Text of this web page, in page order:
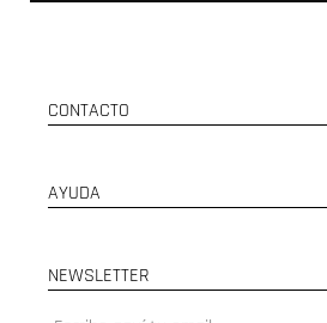
CONTACTO
AYUDA
NEWSLETTER